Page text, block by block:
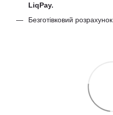
LiqPay.
Безготівковий розрахунок.